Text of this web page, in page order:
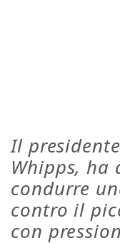
Il
Whipps, ha
condurre
contro il
con